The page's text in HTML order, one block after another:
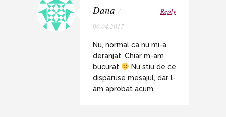
Dana /
06.04.2017
Reply
Nu, normal ca nu mi-a
deranjat. Chiar m-am
bucurat
Nu stiu de ce
disparuse mesajul, dar l-
am aprobat acum.